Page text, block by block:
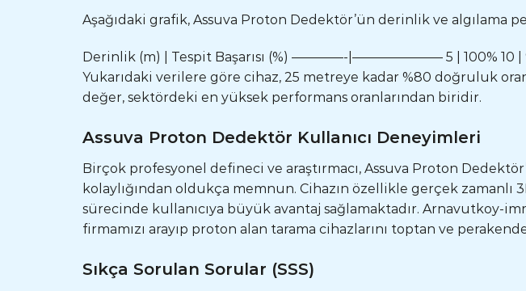
Aşağıdaki grafik, Assuva Proton Dedektör’ün derinlik ve algılama
Derinlik (m) | Tespit Başarısı (%) ————-|——————— 5 | 100% 10 |
Yukarıdaki verilere göre cihaz, 25 metreye kadar %80 doğruluk
değer, sektördeki en yüksek performans oranlarından biridir.
Assuva Proton Dedektör Kullanıcı Deneyimleri
Birçok profesyonel defineci ve araştırmacı, Assuva Proton
kolaylığından oldukça memnun. Cihazın özellikle gerçek zamanlı
sürecinde kullanıcıya büyük avantaj sağlamaktadır. Arnavutkoy-
firmamızı arayıp proton alan tarama cihazlarını toptan ve
Sıkça Sorulan Sorular (SSS)